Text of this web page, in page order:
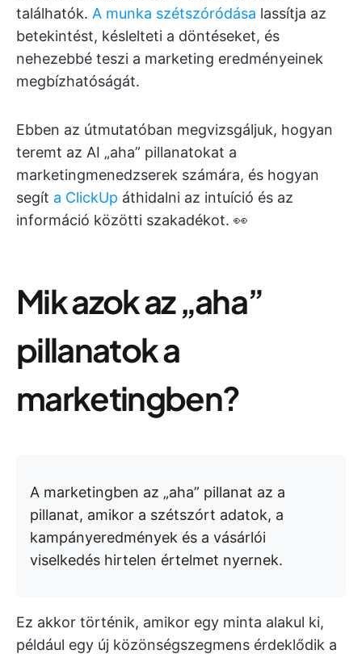
találhatók. A munka szétszóródása lassítja az
betekintést, késlelteti a döntéseket, és
nehezebbé teszi a marketing eredményeinek
megbízhatóságát.
Ebben az útmutatóban megvizsgáljuk, hogyan
teremt az AI „aha” pillanatokat a
marketingmenedzserek számára, és hogyan
segít a ClickUp áthidalni az intuíció és az
információ közötti szakadékot. 👀
Mik azok az „aha”
pillanatok a
marketingben?
A marketingben az „aha” pillanat az a
pillanat, amikor a szétszórt adatok, a
kampányeredmények és a vásárlói
viselkedés hirtelen értelmet nyernek.
Ez akkor történik, amikor egy minta alakul ki,
például egy új közönségszegmens érdeklődik a